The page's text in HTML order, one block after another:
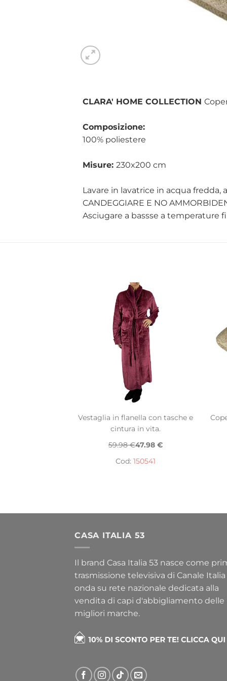
CLARA' HOME COLLECTION
Composizione:
100% poliestere
Misure: 230x200 cm
Lavare in lavatrice in acqua fredda,
CANDEGGIARE E NO
Asciugare a bassse a temperature
Vestaglia in flanella con tasche e
cintura in vita.
59.98 €47.98 €
Cod: 150541
CASA ITALIA 53
Il brand Casa Italia 53 nasce come
trasmissione televisiva di Canale
onda su rete nazionale dedicata alla
vendita di capi d'abbigliamento delle
migliori marche.